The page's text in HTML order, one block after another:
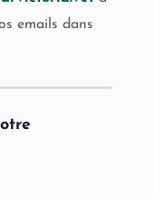
emails dans